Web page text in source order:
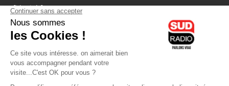
fiducial.fr
lyoncapitale.fr
olympique-et-lyonnais.com
L'application Iphone / Android
Téléchargez l'application